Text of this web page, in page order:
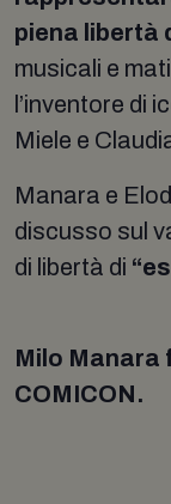
piena libertà
musicali e
l’inventore di
Miele e
Manara e
discusso sul
di libertà di
Milo Manara
COMICON.